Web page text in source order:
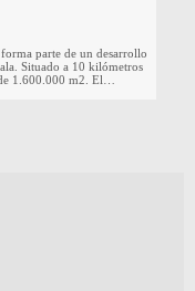
parte de un desarrollo
Situado a 10 kilómetros
1.600.000 m2. El…